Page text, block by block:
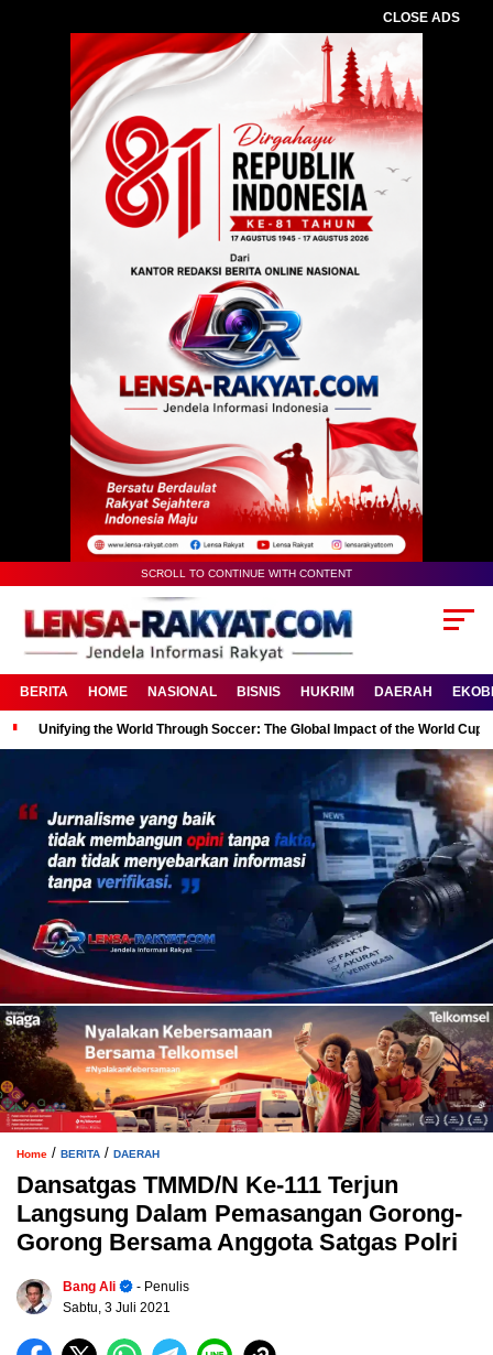
CLOSE ADS
SCROLL TO CONTINUE WITH CONTENT
BERITA HOME NASIONAL BISNIS HUKRIM DAERAH
Unifying the World Through Soccer: The Global Impact of the World Cup
Home / BERITA / DAERAH
Dansatgas TMMD/N Ke-111 Terjun
Langsung Dalam Pemasangan Gorong-
Gorong Bersama Anggota Satgas Polri
Bang Ali
- Penulis
Sabtu, 3 Juli 2021